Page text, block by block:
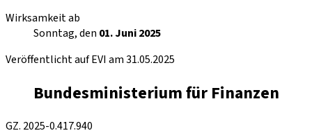
Wirksamkeit ab
Sonntag, den 01. Juni 2025
Veröffentlicht auf EVI am 31.05.2025
Bundesministerium für Finanzen
GZ. 2025-0.417.940